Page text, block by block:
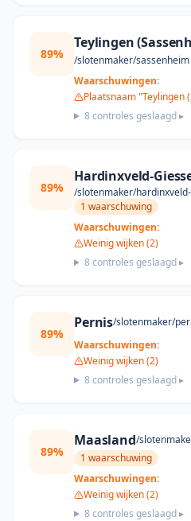
89%
Teylingen
/slotenmaker/sassenheim
Waarschuwingen:
Plaatsnaam "Teylingen
8controles geslaagd ▸
89%
Hardinxveld-
/slotenmaker/
1 waarschuwing
Waarschuwingen:
Weinig wijken (2)
8controles geslaagd ▸
89%
Pernis/slotenmaker/
Waarschuwingen:
Weinig wijken (2)
8controles geslaagd ▸
89%
Maasland/
1 waarschuwing
Waarschuwingen:
Weinig wijken (2)
8controles geslaagd ▸